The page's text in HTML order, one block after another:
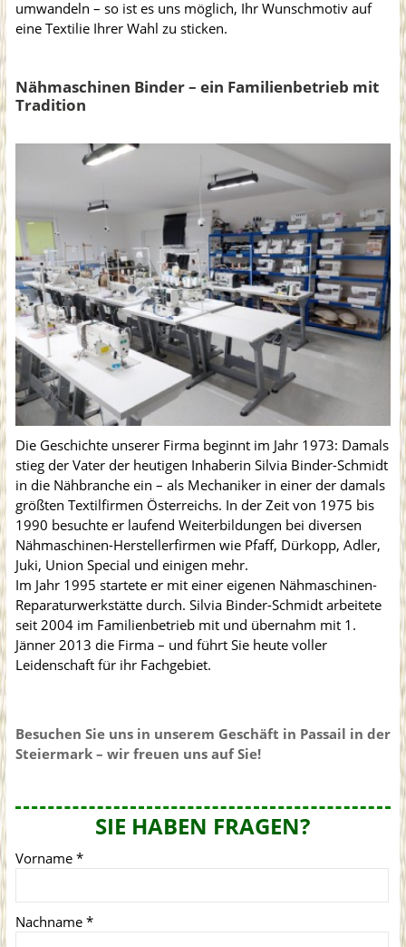
umwandeln – so ist es uns möglich, Ihr Wunschmotiv auf
eine Textilie Ihrer Wahl zu sticken.
Nähmaschinen Binder – ein Familienbetrieb mit
Tradition
Die Geschichte unserer Firma beginnt im Jahr 1973: Damals
stieg der Vater der heutigen Inhaberin Silvia Binder-Schmidt
in die Nähbranche ein – als Mechaniker in einer der damals
größten Textilfirmen Österreichs. In der Zeit von 1975 bis
1990 besuchte er laufend Weiterbildungen bei diversen
Nähmaschinen-Herstellerfirmen wie Pfaff, Dürkopp, Adler,
Juki, Union Special und einigen mehr.
Im Jahr 1995 startete er mit einer eigenen Nähmaschinen-
Reparaturwerkstätte durch. Silvia Binder-Schmidt arbeitete
seit 2004 im Familienbetrieb mit und übernahm mit 1.
Jänner 2013 die Firma – und führt Sie heute voller
Leidenschaft für ihr Fachgebiet.
Besuchen Sie uns in unserem Geschäft in Passail in der
Steiermark – wir freuen uns auf Sie!
SIE HABEN FRAGEN?
Vorname *
Nachname *